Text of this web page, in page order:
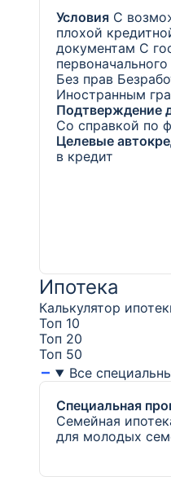
Условия С
плохой
документам С
Без прав
Иностранным
Подтверждение
Со справкой по
Целевые
в кредит
Ипотека
Калькулятор
Топ 10
Топ 20
Топ 50
Все
Специальная
Семейная
для молодых